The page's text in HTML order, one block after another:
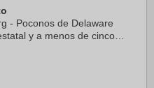
- Poconos de Delaware
y a menos de cinco
University. ...